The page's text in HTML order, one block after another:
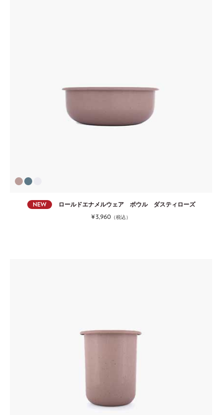
NEW ロールドエナメルウェア ボウル ダスティローズ
¥3,960 （税込）